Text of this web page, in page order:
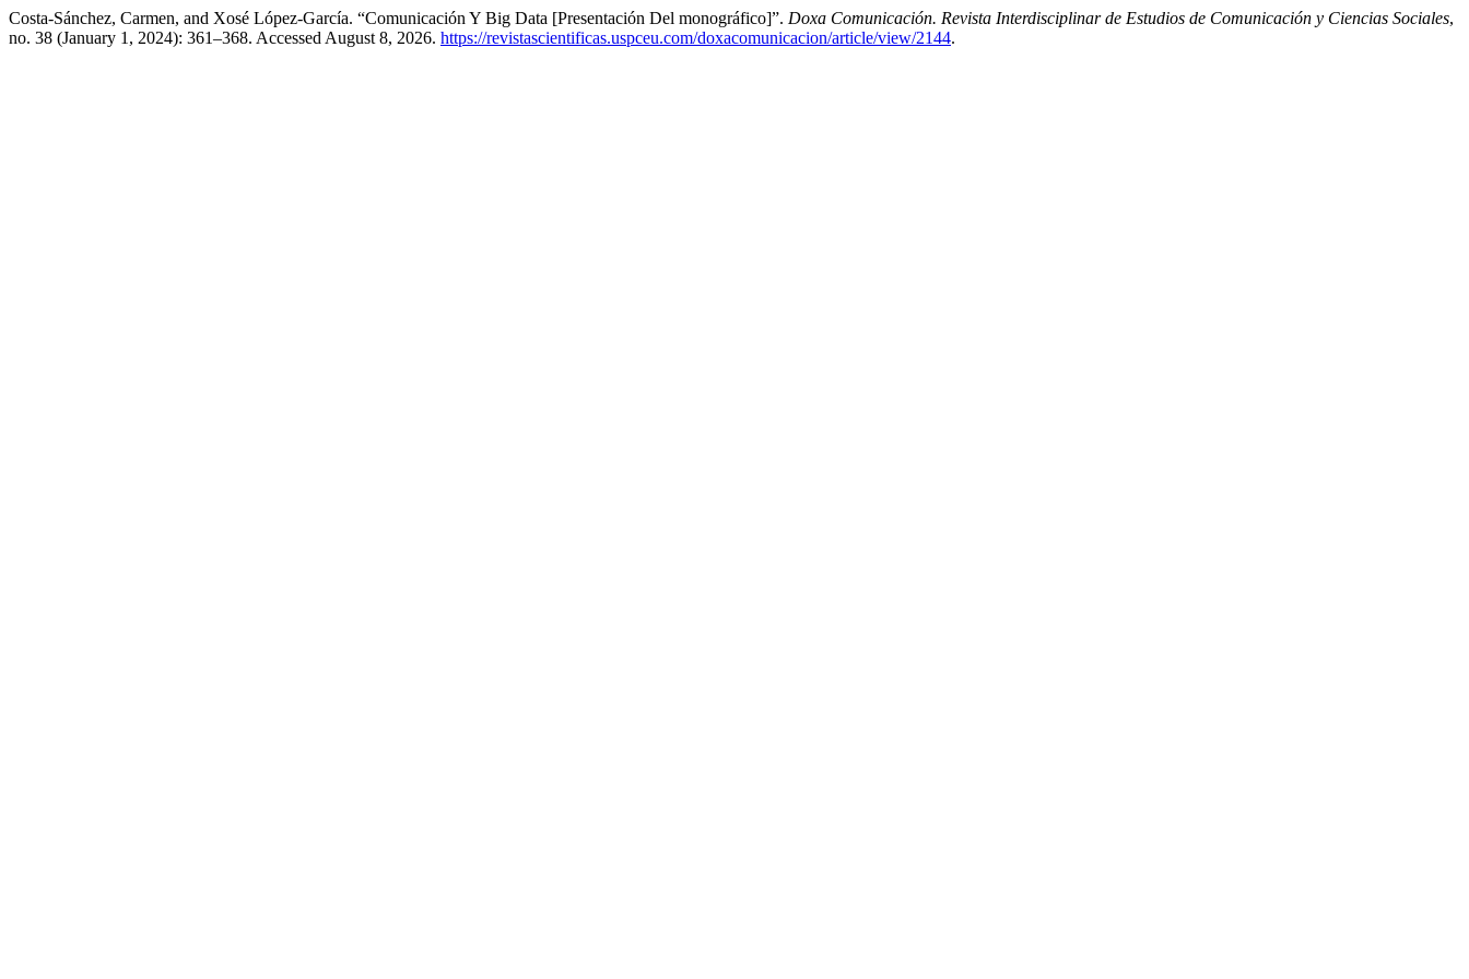
Costa-Sánchez, Carmen, and Xosé López-García. “Comunicación Y Big Data [Presentación Del monográfico]”. Doxa Comunicación. Revista Interdisciplinar de Estudios de Comunicación y Ciencias Sociales,
no. 38 (January 1, 2024): 361–368. Accessed August 8, 2026. https://revistascientificas.uspceu.com/doxacomunicacion/article/view/2144.